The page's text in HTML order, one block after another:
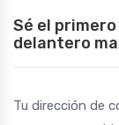
Sé el
delantero
Tu dirección de